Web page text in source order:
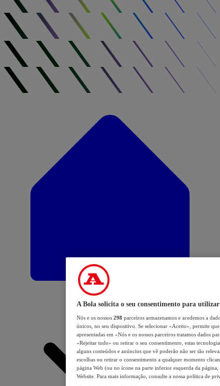
A Bola solicita o seu consentimento para utilizar
Nós e os nossos 298 parceiros armazenamos e acedemos a
únicos, no seu dispositivo. Se selecionar «Aceito», permite
apresentadas em «Nós e os nossos parceiros tratamos dados
«Rejeitar tudo» ou retirar o seu consentimento, estas
alguns conteúdos e anúncios que vê poderão não ser tão
escolhas ou retirar o consentimento a qualquer momento
página Web (ou no ícone na parte inferior esquerda da página,
Website. Para mais informação, consulte a nossa política de